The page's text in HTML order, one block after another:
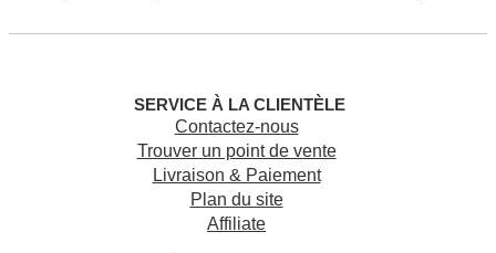
SERVICE À LA CLIENTÈLE
Contactez-nous
Trouver un point de vente
Livraison & Paiement
Plan du site
Affiliate